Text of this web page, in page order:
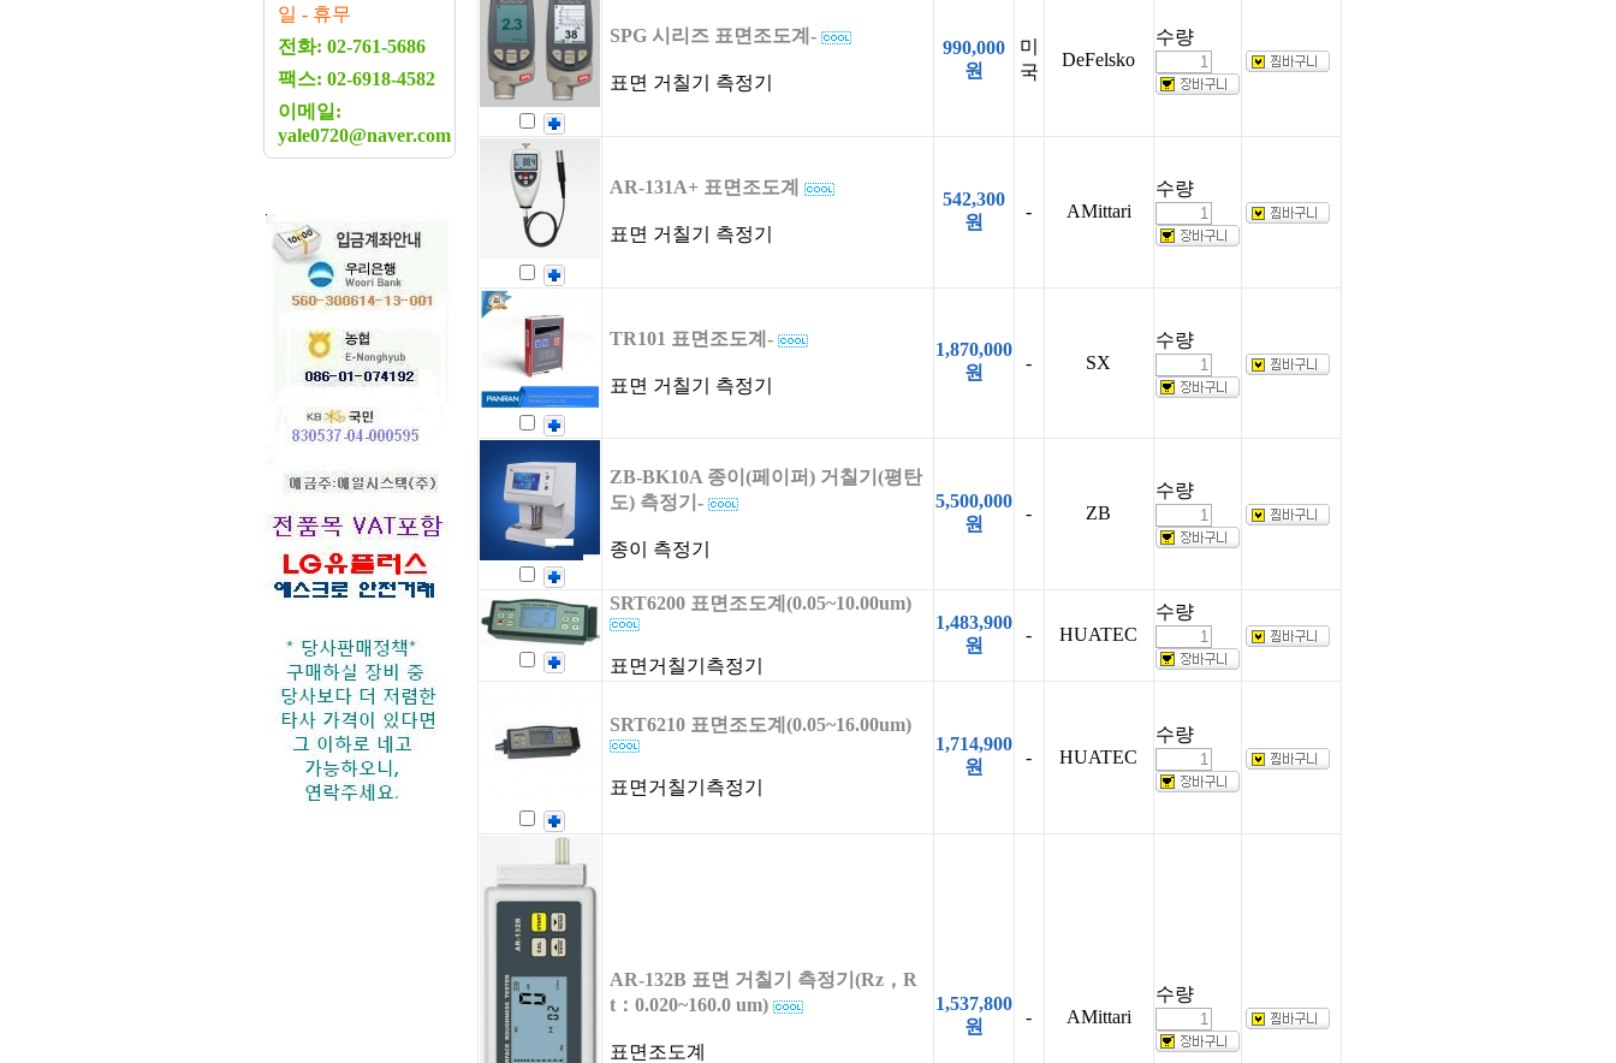
일 - 휴무
전화: 02-761-5686
팩스: 02-6918-4582
이메일:
yale0720@naver.com
SPG 시리즈 표면조도계-
표면 거칠기 측정기
990,000
원
미
국
DeFelsko
수량
AR-131A+ 표면조도계
표면 거칠기 측정기
542,300
원
- AMittari
수량
TR101 표면조도계-
표면 거칠기 측정기
1,870,000
원
- SX
수량
ZB-BK10A 종이(페이퍼) 거칠기(평탄
도) 측정기-
종이 측정기
5,500,000
원
- ZB
수량
SRT6200 표면조도계(0.05~10.00um)
표면거칠기측정기
1,483,900
원
- HUATEC
수량
SRT6210 표면조도계(0.05~16.00um)
표면거칠기측정기
1,714,900
원
- HUATEC
수량
AR-132B 표면 거칠기 측정기(Rz，R
t：0.020~160.0 um)
표면조도계
1,537,800
원
- AMittari
수량